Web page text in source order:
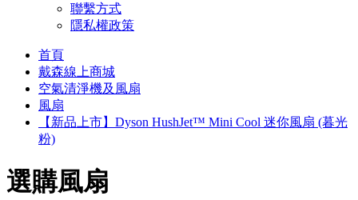
聯繫方式
隱私權政策
首頁
戴森線上商城
空氣清淨機及風扇
風扇
【新品上市】Dyson HushJet™ Mini Cool 迷你風扇 (暮光
粉)
選購風扇